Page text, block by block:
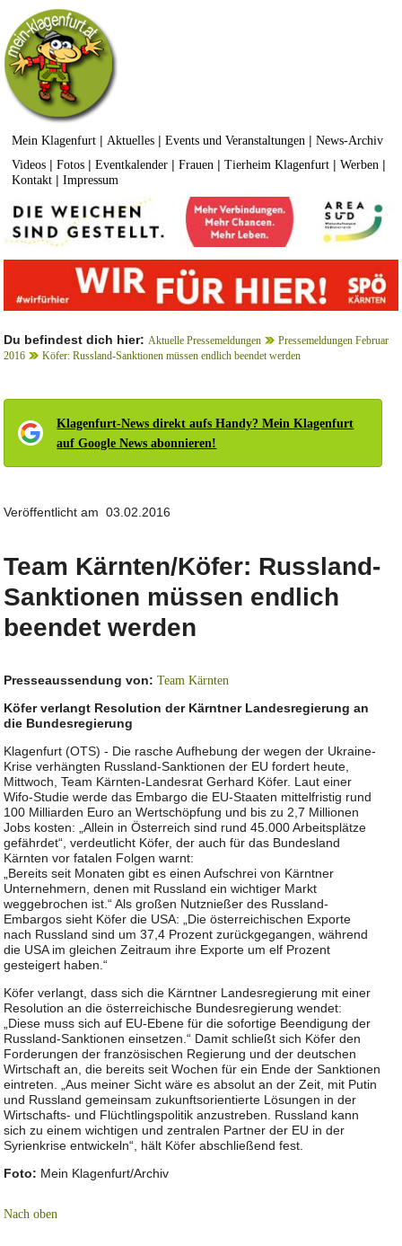
Mein Klagenfurt | Aktuelles |Events und Veranstaltungen |News-Archiv
Videos |Fotos |Eventkalender |Frauen |Tierheim Klagenfurt |Werben |
Kontakt |Impressum
Du befindest dich hier: Aktuelle Pressemeldungen
Pressemeldungen Februar
2016
Köfer: Russland-Sanktionen müssen endlich beendet werden
Klagenfurt-News direkt aufs Handy? Mein Klagenfurt
auf Google News abonnieren!
Veröffentlicht am 03.02.2016
Team Kärnten/Köfer: Russland-
Sanktionen müssen endlich
beendet werden
Presseaussendung von:Team Kärnten
Köfer verlangt Resolution der Kärntner Landesregierung an
die Bundesregierung
Klagenfurt (OTS) - Die rasche Aufhebung der wegen der Ukraine-
Krise verhängten Russland-Sanktionen der EU fordert heute,
Mittwoch, Team Kärnten-Landesrat Gerhard Köfer. Laut einer
Wifo-Studie werde das Embargo die EU-Staaten mittelfristig rund
100 Milliarden Euro an Wertschöpfung und bis zu 2,7 Millionen
Jobs kosten: „Allein in Österreich sind rund 45.000 Arbeitsplätze
gefährdet“, verdeutlicht Köfer, der auch für das Bundesland
Kärnten vor fatalen Folgen warnt:
„Bereits seit Monaten gibt es einen Aufschrei von Kärntner
Unternehmern, denen mit Russland ein wichtiger Markt
weggebrochen ist.“ Als großen Nutznießer des Russland-
Embargos sieht Köfer die USA: „Die österreichischen Exporte
nach Russland sind um 37,4 Prozent zurückgegangen, während
die USA im gleichen Zeitraum ihre Exporte um elf Prozent
gesteigert haben.“
Köfer verlangt, dass sich die Kärntner Landesregierung mit einer
Resolution an die österreichische Bundesregierung wendet:
„Diese muss sich auf EU-Ebene für die sofortige Beendigung der
Russland-Sanktionen einsetzen.“ Damit schließt sich Köfer den
Forderungen der französischen Regierung und der deutschen
Wirtschaft an, die bereits seit Wochen für ein Ende der Sanktionen
eintreten. „Aus meiner Sicht wäre es absolut an der Zeit, mit Putin
und Russland gemeinsam zukunftsorientierte Lösungen in der
Wirtschafts- und Flüchtlingspolitik anzustreben. Russland kann
sich zu einem wichtigen und zentralen Partner der EU in der
Syrienkrise entwickeln“, hält Köfer abschließend fest.
Foto: Mein Klagenfurt/Archiv
Nach oben